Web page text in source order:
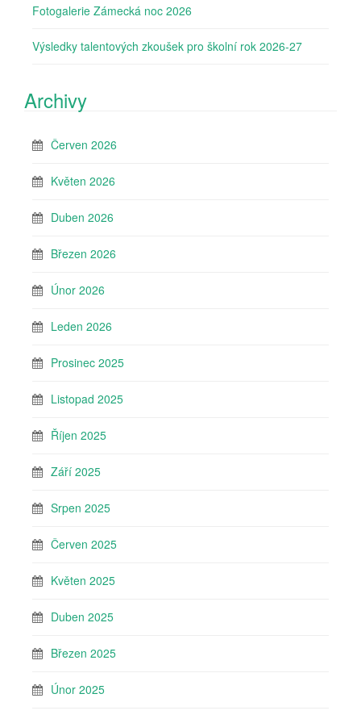
Fotogalerie Zámecká noc 2026
Výsledky talentových zkoušek pro školní rok 2026-27
Archivy
Červen 2026
Květen 2026
Duben 2026
Březen 2026
Únor 2026
Leden 2026
Prosinec 2025
Listopad 2025
Říjen 2025
Září 2025
Srpen 2025
Červen 2025
Květen 2025
Duben 2025
Březen 2025
Únor 2025